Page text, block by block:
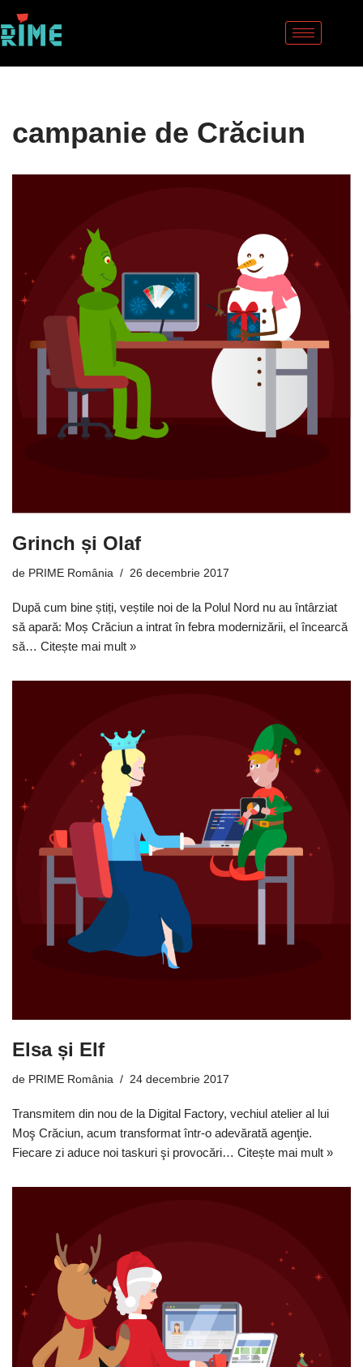
Sari
campanie de Crăciun
Grinch și Olaf
de PRIME România 26 decembrie 2017
După cum bine știți, veștile noi de la Polul Nord nu au întârziat
să apară: Moș Crăciun a intrat în febra modernizării, el încearcă
să… Citește mai mult »
Elsa și Elf
de PRIME România 24 decembrie 2017
Transmitem din nou de la Digital Factory, vechiul atelier al lui
Moş Crăciun, acum transformat într-o adevărată agenţie.
Fiecare zi aduce noi taskuri şi provocări… Citește mai mult »